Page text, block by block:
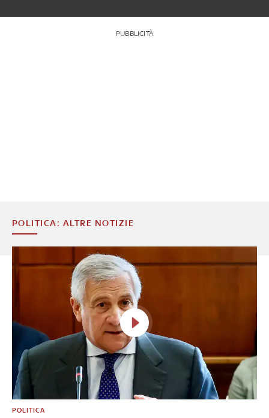
PUBBLICITÀ
POLITICA: ALTRE NOTIZIE
POLITICA